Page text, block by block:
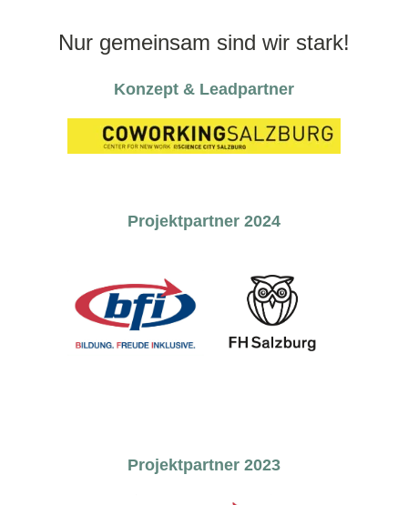
Nur gemeinsam sind wir stark!
Konzept & Leadpartner
Projektpartner 2024
Projektpartner 2023